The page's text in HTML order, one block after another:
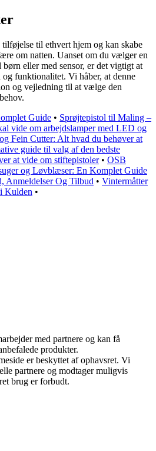
til ethvert hjem og kan skabe
om natten. Uanset om du vælger en
eller med sensor, er det vigtigt at
funktionalitet. Vi håber, at denne
og vejledning til at vælge den
Guide • Sprøjtepistol til Maling –
vide om arbejdslamper med LED og
Fein Cutter: Alt hvad du behøver at
guide til valg af den bedste
at vide om stiftepistoler• OSB
og Løvblæser: En Komplet Guide
Anmeldelser Og Tilbud • Vintermåtter
Kulden •
med partnere og kan få
produkter.
er beskyttet af ophavsret. Vi
partnere og modtager muligvis
brug er forbudt.